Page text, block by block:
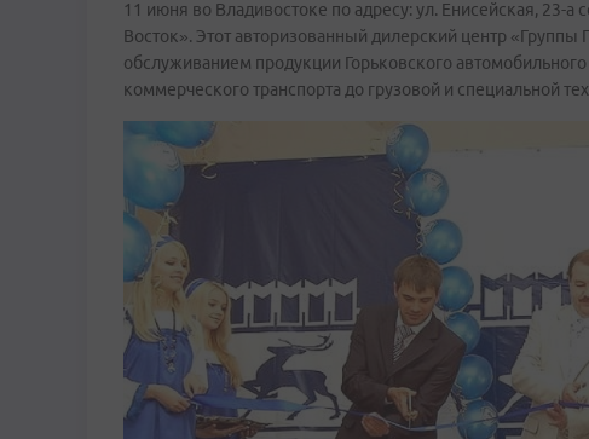
11 июня во Владивостоке по адресу: ул. Енисейская, 23-а
Восток». Этот авторизованный дилерский центр «Группы
обслуживанием продукции Горьковского
коммерческого транспорта до грузовой и специальной